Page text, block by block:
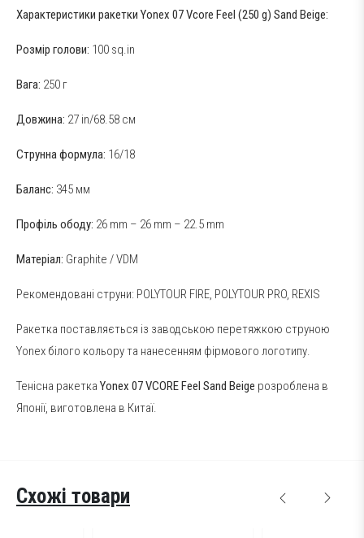
Характеристики ракетки Yonex 07 Vcore Feel (250 g) Sand Beige:
Розмір голови: 100 sq.in
Вага: 250 г
Довжина: 27 in/68.58 см
Струнна формула: 16/18
Баланс: 345 мм
Профіль ободу: 26 mm – 26 mm – 22.5 mm
Матеріал: Graphite / VDM
Рекомендовані струни: POLYTOUR FIRE, POLYTOUR PRO, REXIS
Ракетка поставляється із заводською перетяжкою струною
Yonex білого кольору та нанесенням фірмового логотипу.
Тенісна ракетка Yonex 07 VCORE Feel Sand Beige розроблена в
Японії, виготовлена в Китаї.
Схожі товари